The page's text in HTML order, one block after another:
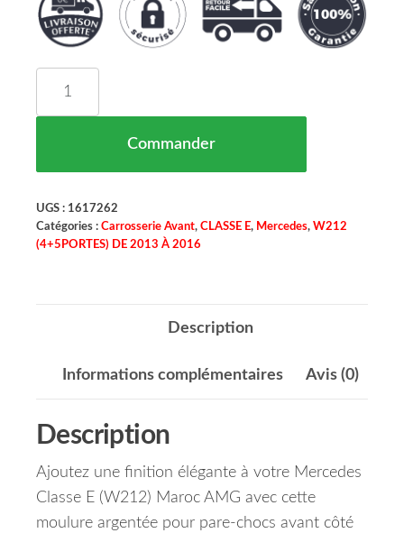
Commander
UGS : 1617262
Catégories : Carrosserie Avant, CLASSE E, Mercedes, W212
(4+5PORTES) DE 2013 À 2016
Description
Informations complémentaires Avis (0)
Description
Ajoutez une finition élégante à votre Mercedes
Classe E (W212) Maroc AMG avec cette
moulure argentée pour pare-chocs avant côté